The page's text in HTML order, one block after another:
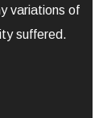
variations of
suffered.